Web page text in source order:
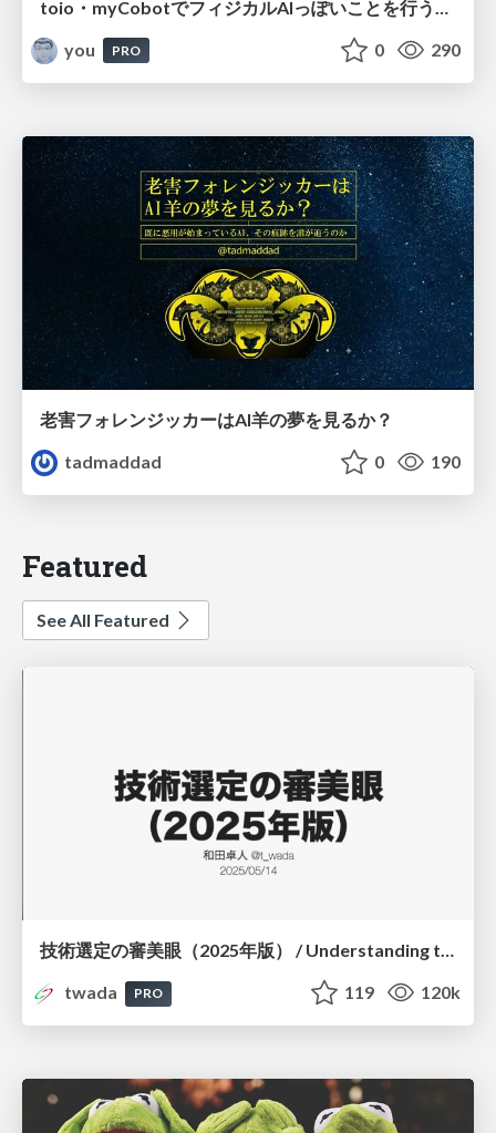
you
PRO 0 290
老害フォレンジッカーはAI羊の夢を見るか？
tadmaddad
0 190
Featured
See All Featured
技術選定の審美眼（2025年版） / Understanding the Spiral of Technologies 2025 edition
twada
PRO 119 120k